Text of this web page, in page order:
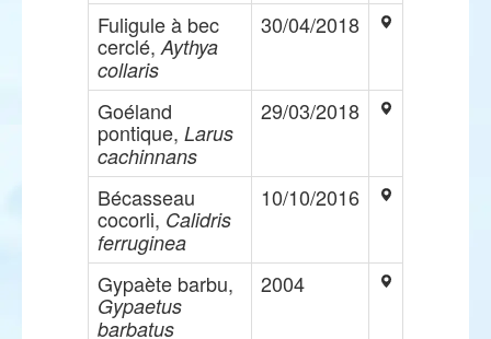
Fuligule à bec
cerclé, Aythya
collaris
30/04/2018
Goéland
pontique, Larus
cachinnans
29/03/2018
Bécasseau
cocorli, Calidris
ferruginea
10/10/2016
Gypaète barbu,
Gypaetus
barbatus
2004